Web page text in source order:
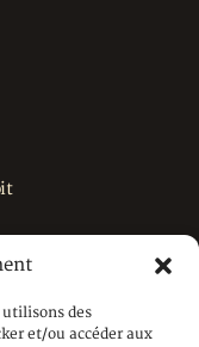
des
et/ou accéder aux